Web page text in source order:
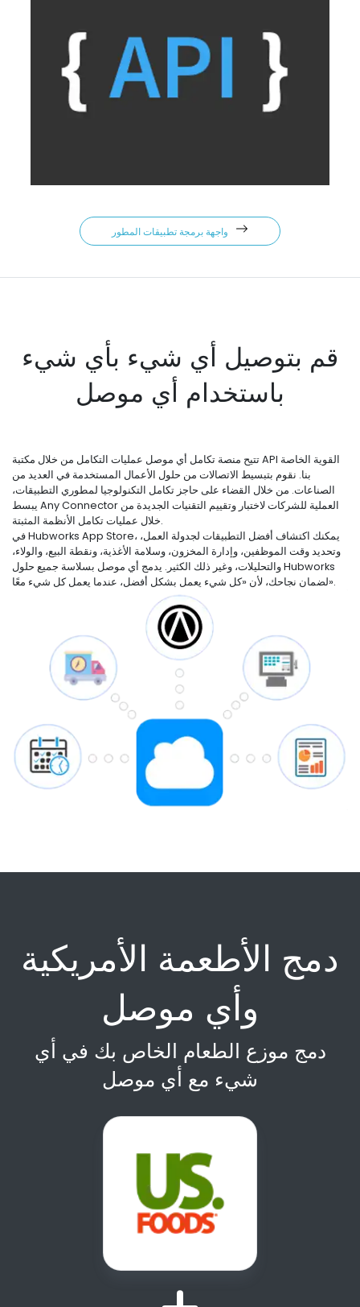
قم بتوصيل أي شيء بأي شيء
باستخدام أي موصل
تتيح منصة تكامل أي موصل عمليات التكامل من خلال مكتبة API القوية الخاصة
بنا. نقوم بتبسيط الاتصالات من حلول الأعمال المستخدمة في العديد من
الصناعات. من خلال القضاء على حاجز تكامل التكنولوجيا لمطوري التطبيقات،
يبسط Any Connector العملية للشركات لاختبار وتقييم التقنيات الجديدة من
خلال عمليات تكامل الأنظمة المثبتة.
في Hubworks App Store، يمكنك اكتشاف أفضل التطبيقات لجدولة العمل،
وتحديد وقت الموظفين، وإدارة المخزون، وسلامة الأغذية، ونقطة البيع، والولاء،
والتحليلات، وغير ذلك الكثير. يدمج أي موصل بسلاسة جميع حلول Hubworks
لضمان نجاحك، لأن «كل شيء يعمل بشكل أفضل، عندما يعمل كل شيء معًا».
دمج الأطعمة الأمريكية
وأي موصل
دمج موزع الطعام الخاص بك في أي
شيء مع أي موصل